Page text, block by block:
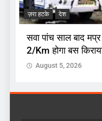
ज़रा हटके देश
सवा पांच साल बाद
2/Km होगा बस
August 5, 2026